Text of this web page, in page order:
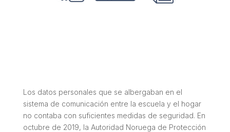
Los datos personales que se albergaban en el
sistema de comunicación entre la escuela y el hogar
no contaba con suficientes medidas de seguridad. En
octubre de 2019, la Autoridad Noruega de Protección